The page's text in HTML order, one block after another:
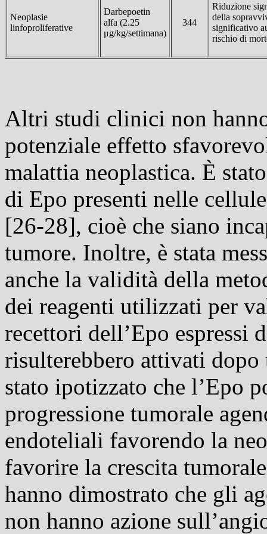
Neoplasie
linfoproliferative
Darbepoetin
alfa (2.25
μg/kg/settimana)
344
Riduzione
della
significativo
rischio di
Altri studi clinici non
potenziale effetto
malattia neoplastica. È
di Epo presenti nelle
[26-28], cioè che siano
tumore. Inoltre, è stata
anche la validità della
dei reagenti utilizzati per
recettori dell’Epo espressi
risulterebbero attivati
stato ipotizzato che l’Epo
progressione tumorale
endoteliali favorendo la
favorire la crescita
hanno dimostrato che gli
non hanno azione